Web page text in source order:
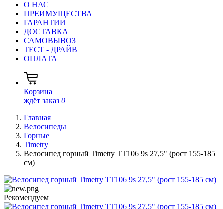
О НАС
ПРЕИМУЩЕСТВА
ГАРАНТИИ
ДОСТАВКА
САМОВЫВОЗ
ТЕСТ - ДРАЙВ
ОПЛАТА
Корзина
ждёт заказ 0
Главная
Велосипеды
Горные
Timetry
Велосипед горный Timetry TT106 9s 27,5" (рост 155-185
см)
Рекомендуем